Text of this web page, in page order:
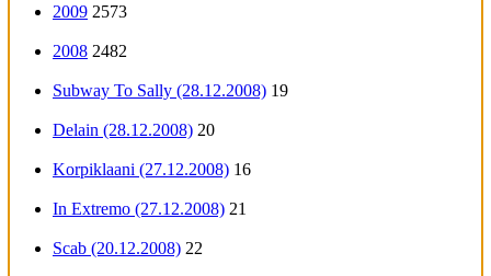
2009 2573
2008 2482
Subway To Sally (28.12.2008) 19
Delain (28.12.2008) 20
Korpiklaani (27.12.2008) 16
In Extremo (27.12.2008) 21
Scab (20.12.2008) 22